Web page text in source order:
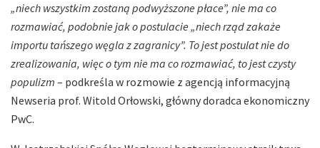
„niech wszystkim zostaną podwyższone płace”, nie ma co
rozmawiać, podobnie jak o postulacie „niech rząd zakaże
importu tańszego węgla z zagranicy”. To jest postulat nie do
zrealizowania, więc o tym nie ma co rozmawiać, to jest czysty
populizm – podkreśla w rozmowie z agencją informacyjną
Newseria prof. Witold Orłowski, główny doradca ekonomiczny
PwC.